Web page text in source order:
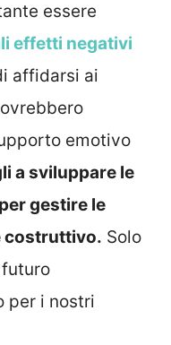
essere
effetti negativi
affidarsi ai
emotivo
a sviluppare le
gestire le
costruttivo. Solo
per i nostri